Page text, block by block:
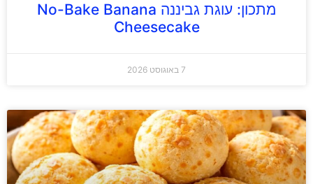
מתכון: עוגת גביננה No-Bake Banana
Cheesecake
7 באוגוסט 2026